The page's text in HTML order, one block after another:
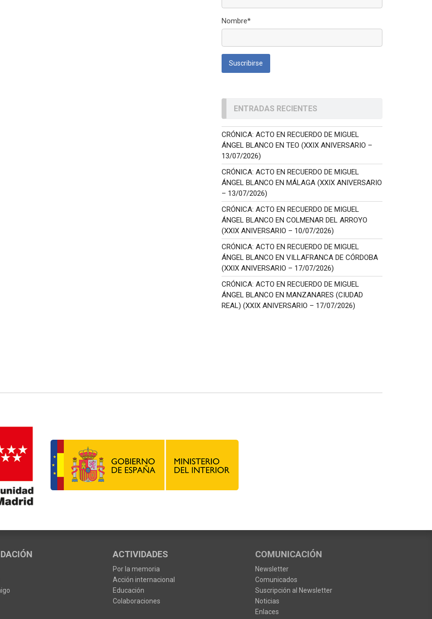
Nombre*
ENTRADAS RECIENTES
CRÓNICA: ACTO EN RECUERDO DE MIGUEL
ÁNGEL BLANCO EN TEO (XXIX ANIVERSARIO –
13/07/2026)
CRÓNICA: ACTO EN RECUERDO DE MIGUEL
ÁNGEL BLANCO EN MÁLAGA (XXIX ANIVERSARIO
– 13/07/2026)
CRÓNICA: ACTO EN RECUERDO DE MIGUEL
ÁNGEL BLANCO EN COLMENAR DEL ARROYO
(XXIX ANIVERSARIO – 10/07/2026)
CRÓNICA: ACTO EN RECUERDO DE MIGUEL
ÁNGEL BLANCO EN VILLAFRANCA DE CÓRDOBA
(XXIX ANIVERSARIO – 17/07/2026)
CRÓNICA: ACTO EN RECUERDO DE MIGUEL
ÁNGEL BLANCO EN MANZANARES (CIUDAD
REAL) (XXIX ANIVERSARIO – 17/07/2026)
ACTIVIDADES
Por la memoria
Acción internacional
Educación
Colaboraciones
COMUNICACIÓN
Newsletter
Comunicados
Suscripción al Newsletter
Noticias
Enlaces